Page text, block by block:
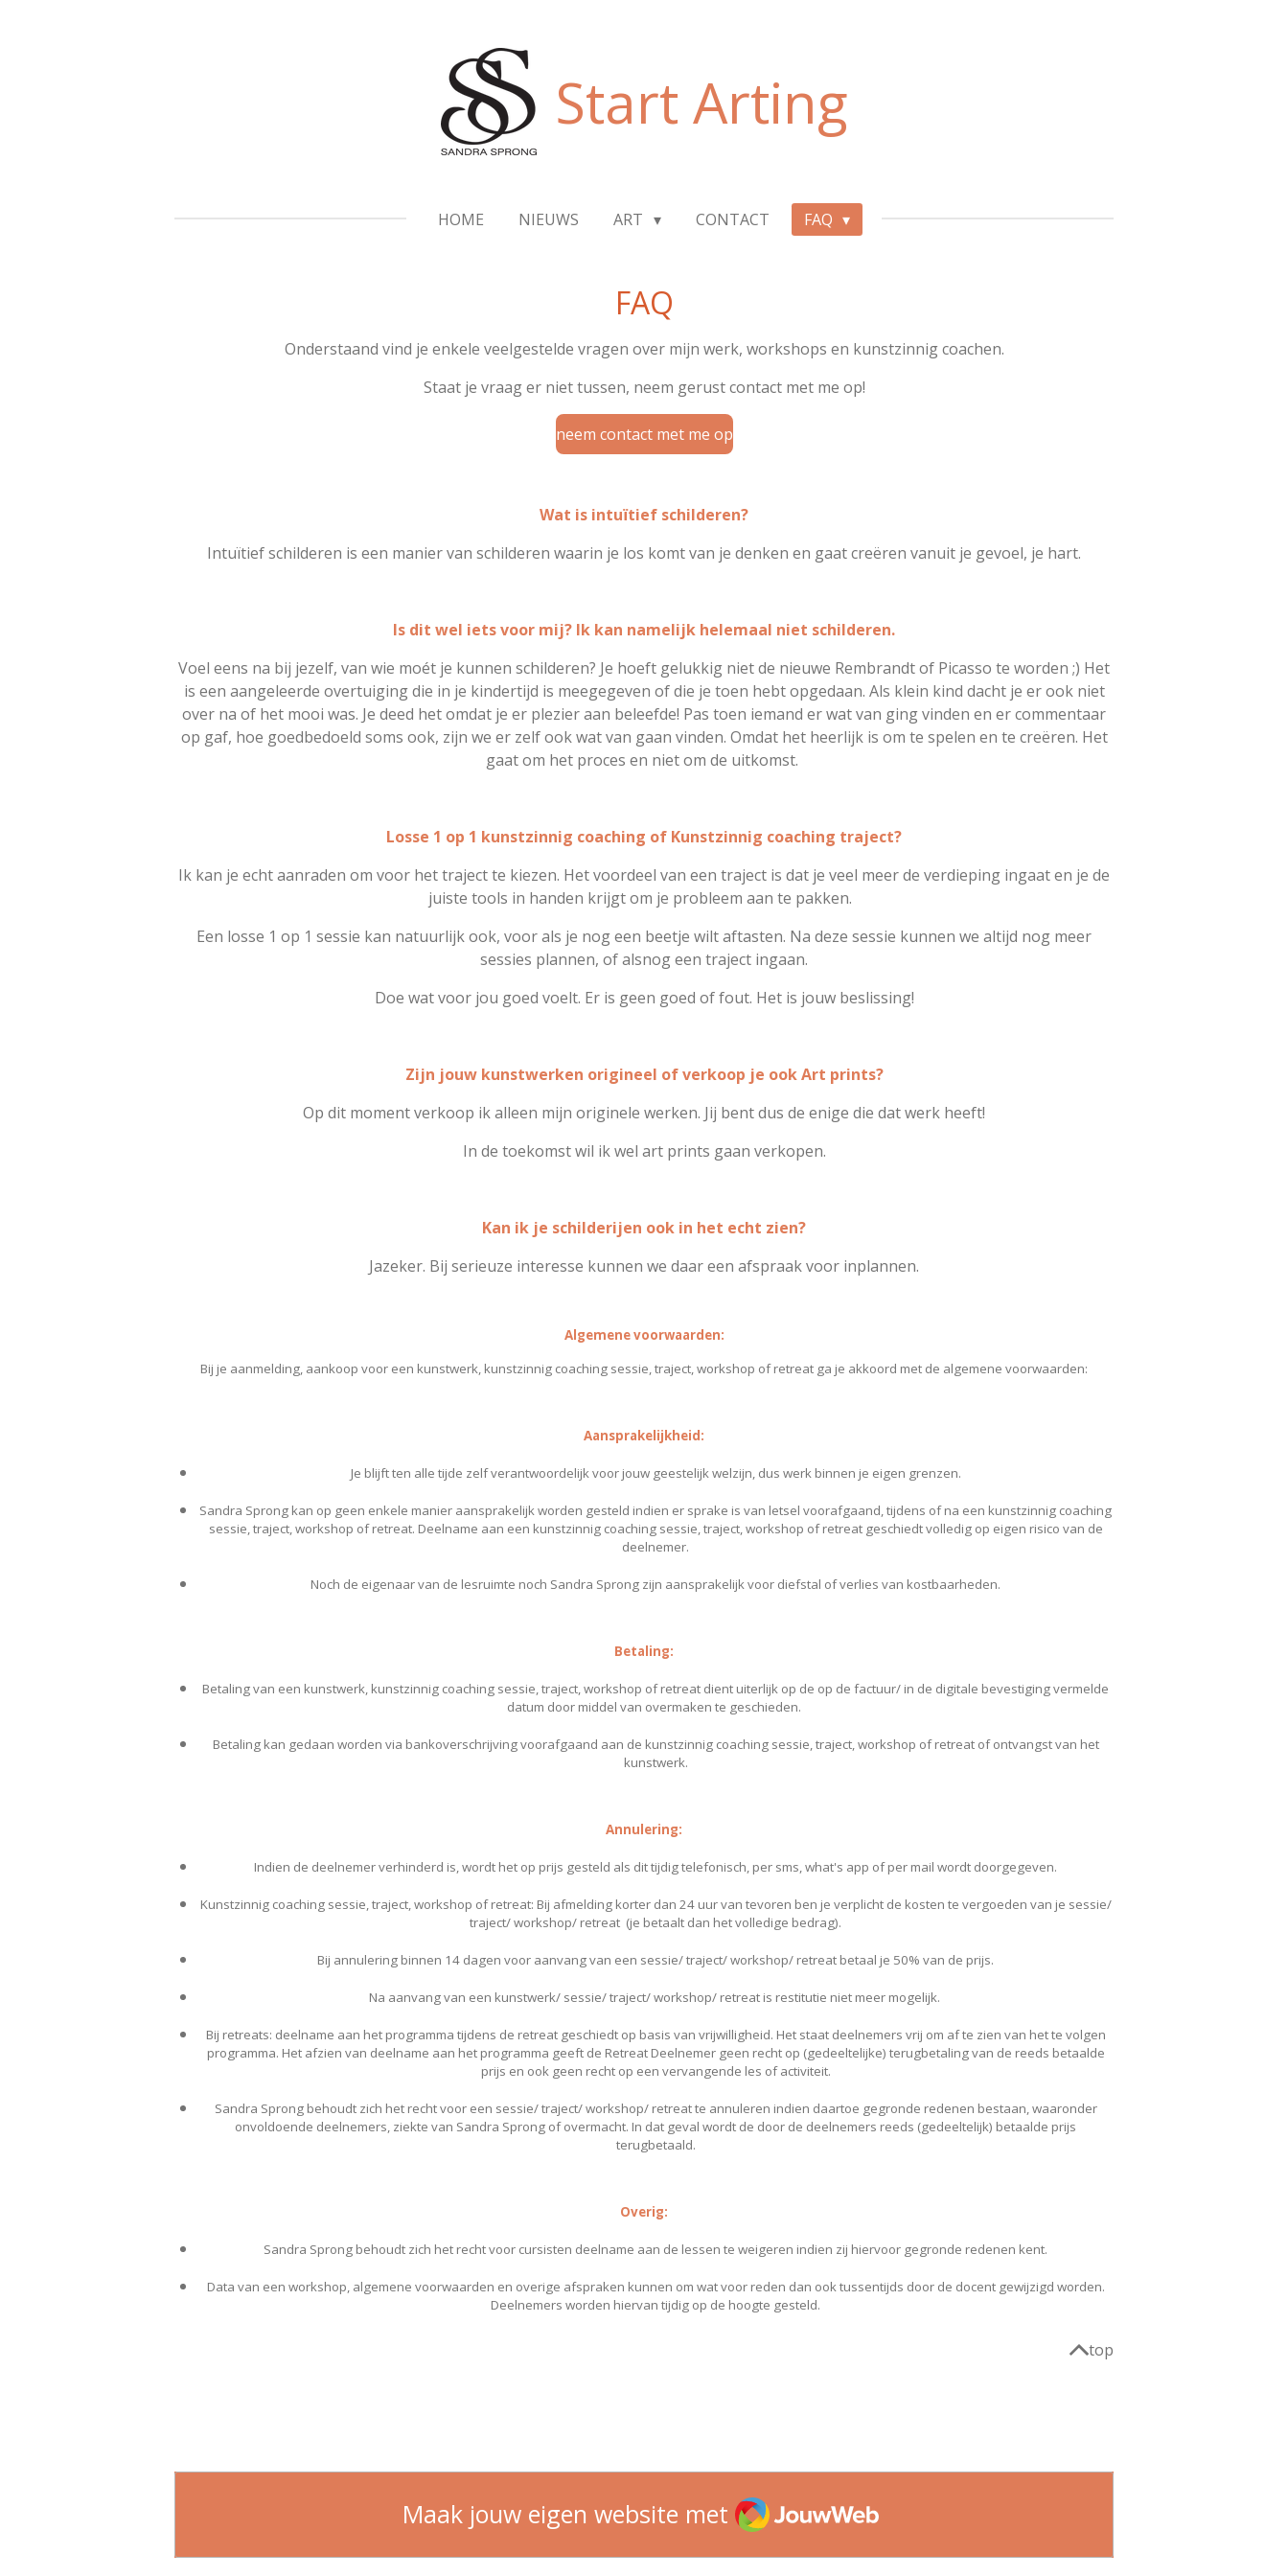
Start Arting
HOME NIEUWS ART CONTACT FAQ
FAQ
Onderstaand vind je enkele veelgestelde vragen over mijn werk, workshops en kunstzinnig coachen.
Staat je vraag er niet tussen, neem gerust contact met me op!
neem contact met me op
Wat is intuïtief schilderen?
Intuïtief schilderen is een manier van schilderen waarin je los komt van je denken en gaat creëren vanuit je gevoel, je hart.
Is dit wel iets voor mij? Ik kan namelijk helemaal niet schilderen.
Voel eens na bij jezelf, van wie moét je kunnen schilderen? Je hoeft gelukkig niet de nieuwe Rembrandt of Picasso te worden ;) Het
is een aangeleerde overtuiging die in je kindertijd is meegegeven of die je toen hebt opgedaan. Als klein kind dacht je er ook niet
over na of het mooi was. Je deed het omdat je er plezier aan beleefde! Pas toen iemand er wat van ging vinden en er commentaar
op gaf, hoe goedbedoeld soms ook, zijn we er zelf ook wat van gaan vinden. Omdat het heerlijk is om te spelen en te creëren. Het
gaat om het proces en niet om de uitkomst.
Losse 1 op 1 kunstzinnig coaching of Kunstzinnig coaching traject?
Ik kan je echt aanraden om voor het traject te kiezen. Het voordeel van een traject is dat je veel meer de verdieping ingaat en je de
juiste tools in handen krijgt om je probleem aan te pakken.
Een losse 1 op 1 sessie kan natuurlijk ook, voor als je nog een beetje wilt aftasten. Na deze sessie kunnen we altijd nog meer
sessies plannen, of alsnog een traject ingaan.
Doe wat voor jou goed voelt. Er is geen goed of fout. Het is jouw beslissing!
Zijn jouw kunstwerken origineel of verkoop je ook Art prints?
Op dit moment verkoop ik alleen mijn originele werken. Jij bent dus de enige die dat werk heeft!
In de toekomst wil ik wel art prints gaan verkopen.
Kan ik je schilderijen ook in het echt zien?
Jazeker. Bij serieuze interesse kunnen we daar een afspraak voor inplannen.
Algemene voorwaarden:
Bij je aanmelding, aankoop voor een kunstwerk, kunstzinnig coaching sessie, traject, workshop of retreat ga je akkoord met de algemene voorwaarden:
Aansprakelijkheid:
Je blijft ten alle tijde zelf verantwoordelijk voor jouw geestelijk welzijn, dus werk binnen je eigen grenzen.
Sandra Sprong kan op geen enkele manier aansprakelijk worden gesteld indien er sprake is van letsel voorafgaand, tijdens of na een kunstzinnig coaching
sessie, traject, workshop of retreat. Deelname aan een kunstzinnig coaching sessie, traject, workshop of retreat geschiedt volledig op eigen risico van de
deelnemer.
Noch de eigenaar van de lesruimte noch Sandra Sprong zijn aansprakelijk voor diefstal of verlies van kostbaarheden.
Betaling:
Betaling van een kunstwerk, kunstzinnig coaching sessie, traject, workshop of retreat dient uiterlijk op de op de factuur/ in de digitale bevestiging vermelde
datum door middel van overmaken te geschieden.
Betaling kan gedaan worden via bankoverschrijving voorafgaand aan de kunstzinnig coaching sessie, traject, workshop of retreat of ontvangst van het
kunstwerk.
Annulering:
Indien de deelnemer verhinderd is, wordt het op prijs gesteld als dit tijdig telefonisch, per sms, what's app of per mail wordt doorgegeven.
Kunstzinnig coaching sessie, traject, workshop of retreat: Bij afmelding korter dan 24 uur van tevoren ben je verplicht de kosten te vergoeden van je sessie/
traject/ workshop/ retreat (je betaalt dan het volledige bedrag).
Bij annulering binnen 14 dagen voor aanvang van een sessie/ traject/ workshop/ retreat betaal je 50% van de prijs.
Na aanvang van een kunstwerk/ sessie/ traject/ workshop/ retreat is restitutie niet meer mogelijk.
Bij retreats: deelname aan het programma tijdens de retreat geschiedt op basis van vrijwilligheid. Het staat deelnemers vrij om af te zien van het te volgen
programma. Het afzien van deelname aan het programma geeft de Retreat Deelnemer geen recht op (gedeeltelijke) terugbetaling van de reeds betaalde
prijs en ook geen recht op een vervangende les of activiteit.
Sandra Sprong behoudt zich het recht voor een sessie/ traject/ workshop/ retreat te annuleren indien daartoe gegronde redenen bestaan, waaronder
onvoldoende deelnemers, ziekte van Sandra Sprong of overmacht. In dat geval wordt de door de deelnemers reeds (gedeeltelijk) betaalde prijs
terugbetaald.
Overig:
Sandra Sprong behoudt zich het recht voor cursisten deelname aan de lessen te weigeren indien zij hiervoor gegronde redenen kent.
Data van een workshop, algemene voorwaarden en overige afspraken kunnen om wat voor reden dan ook tussentijds door de docent gewijzigd worden.
Deelnemers worden hiervan tijdig op de hoogte gesteld.​
top
Maak jouw eigen website met JouwWeb